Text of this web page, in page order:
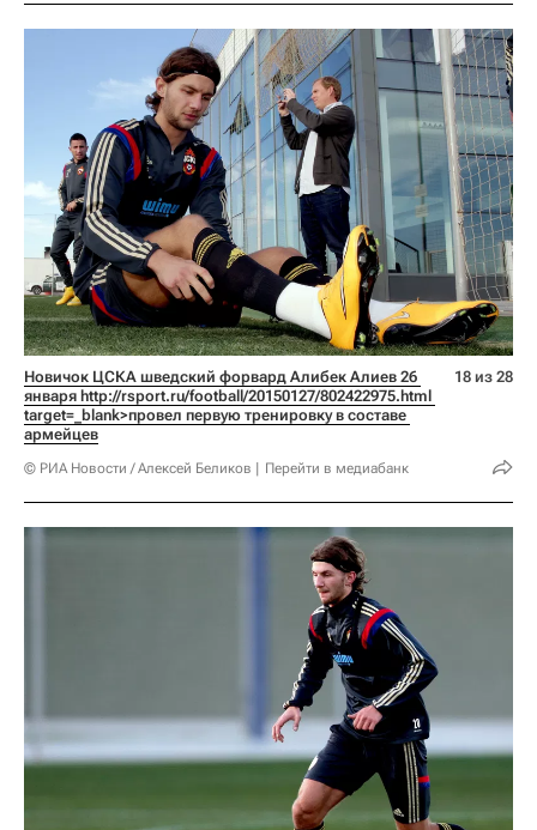
Новичок ЦСКА шведский форвард Алибек Алиев 26
января http://rsport.ru/football/20150127/802422975.html
target=_blank>провел первую тренировку в составе
армейцев
© РИА Новости / Алексей Беликов Перейти в медиабанк
18 из 28